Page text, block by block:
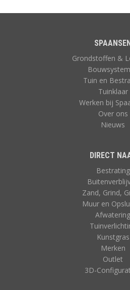
Grondstoffen &
Tuin en
Tuinklaar
Werken bij
Over ons
Nieuws
DIRECT
Bestrating
Zand, Grind,
Muur en
Afwatering
Kunstgras
Merken
Outlet
3D-